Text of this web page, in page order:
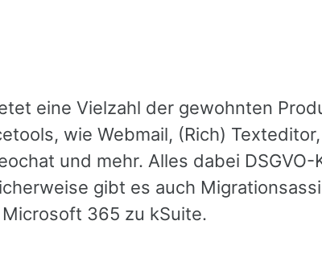
eine Vielzahl der gewohnten
wie Webmail, (Rich)
und mehr. Alles dabei
gibt es auch
365 zu kSuite.